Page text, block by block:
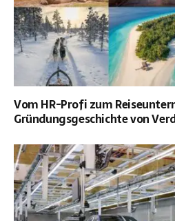
Vom HR-Profi zum
Gründungsgeschichte von